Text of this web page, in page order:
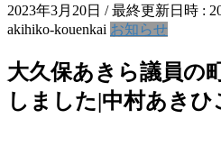
2023年3月20日 / 最終更新日時 :
akihiko-kouenkai お知らせ
大久保あきら議員の
しました|中村あきひ